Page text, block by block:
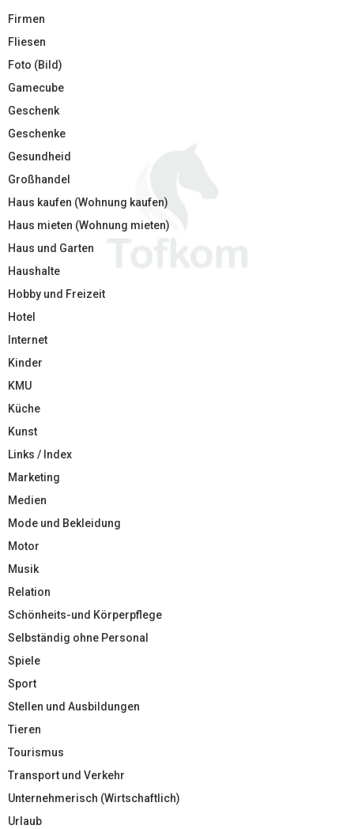
Firmen
Fliesen
Foto (Bild)
Gamecube
Geschenk
Geschenke
Gesundheid
Großhandel
Haus kaufen (Wohnung kaufen)
Haus mieten (Wohnung mieten)
Haus und Garten
Haushalte
Hobby und Freizeit
Hotel
Internet
Kinder
KMU
Küche
Kunst
Links / Index
Marketing
Medien
Mode und Bekleidung
Motor
Musik
Relation
Schönheits-und Körperpflege
Selbständig ohne Personal
Spiele
Sport
Stellen und Ausbildungen
Tieren
Tourismus
Transport und Verkehr
Unternehmerisch (Wirtschaftlich)
Urlaub